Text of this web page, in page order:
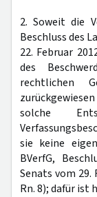
2. Soweit die
Beschluss des
22. Februar
des
rechtlichen
solche
sie keine
BVerfG,
Senats vom 29.
Rn. 8); dafür ist